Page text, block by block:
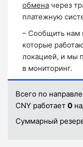
обмена через
платежную
– Сообщить нам
которые
локацией, и мы
в мониторинг.
Всего по
CNY работает 0
Суммарный